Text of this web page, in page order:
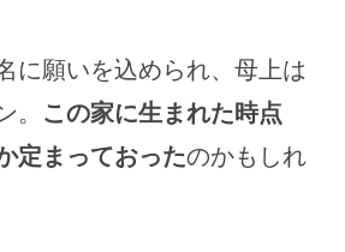
に願いを込められ、母上は
。 この家に生まれた時点
定まっておったのかもしれ